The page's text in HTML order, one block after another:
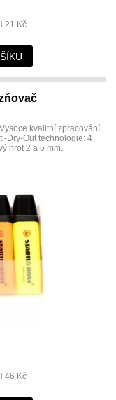
21 Kč
kvalitní zpracování,
Dry-Out technologie: 4
hrot 2 a 5 mm.
46 Kč